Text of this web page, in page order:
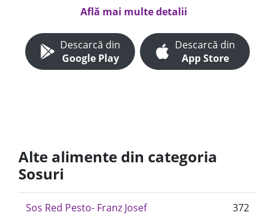
Află mai multe detalii
Descarcă din
Google Play
Descarcă din
App Store
Alte alimente din categoria
Sosuri
Sos Red Pesto- Franz Josef
372